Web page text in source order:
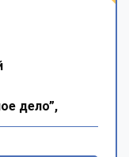
дело”,